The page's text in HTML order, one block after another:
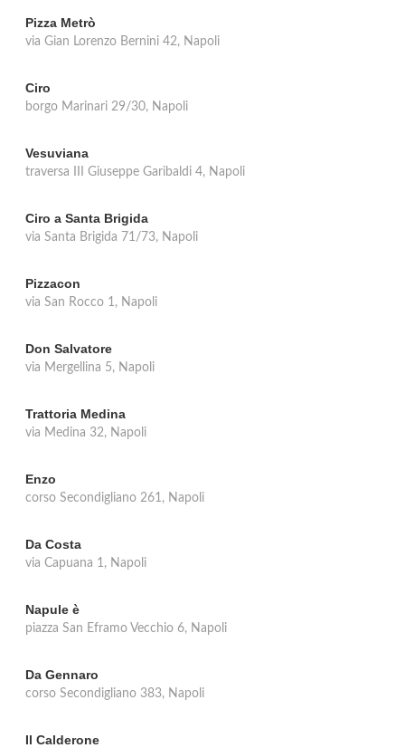
Pizza Metrò
via Gian Lorenzo Bernini 42, Napoli
Ciro
borgo Marinari 29/30, Napoli
Vesuviana
traversa III Giuseppe Garibaldi 4, Napoli
Ciro a Santa Brigida
via Santa Brigida 71/73, Napoli
Pizzacon
via San Rocco 1, Napoli
Don Salvatore
via Mergellina 5, Napoli
Trattoria Medina
via Medina 32, Napoli
Enzo
corso Secondigliano 261, Napoli
Da Costa
via Capuana 1, Napoli
Napule è
piazza San Eframo Vecchio 6, Napoli
Da Gennaro
corso Secondigliano 383, Napoli
Il Calderone